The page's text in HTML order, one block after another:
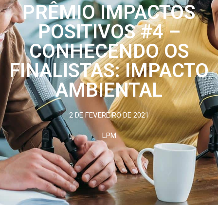
PRÊMIO IMPACTOS
POSITIVOS #4 –
CONHECENDO OS
FINALISTAS: IMPACTO
AMBIENTAL
2 DE FEVEREIRO DE 2021
LPM